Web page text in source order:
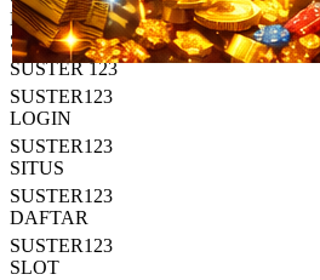
Read
13
Reviews.
Tautan
halaman
yang
sama.
HT OFFICIAL
SUSTER123
SUSTER 123
SUSTER123
LOGIN
SUSTER123
SITUS
SUSTER123
DAFTAR
SUSTER123
SLOT